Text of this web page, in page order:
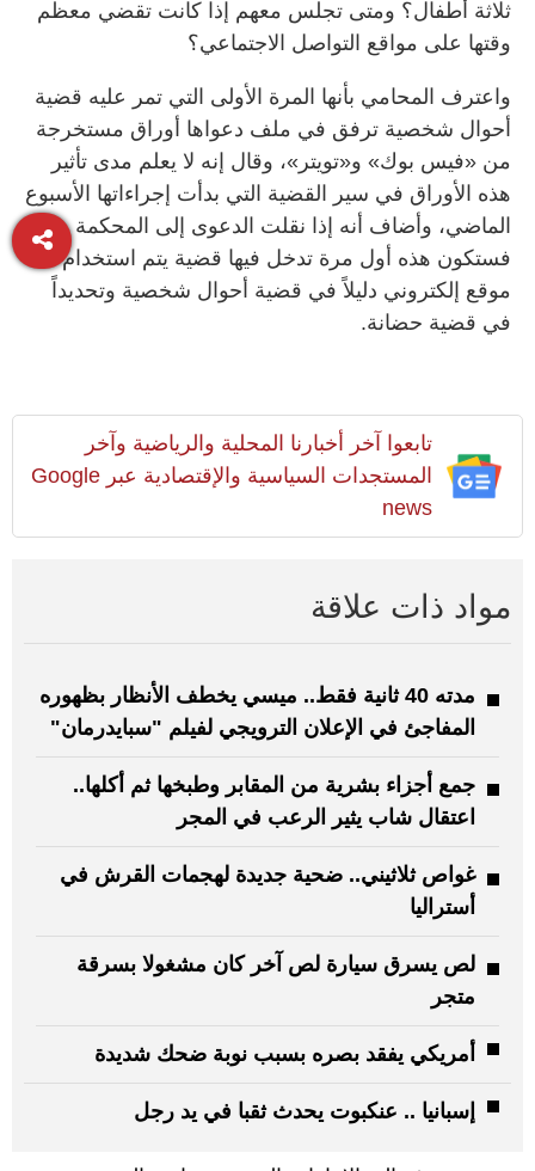
ثلاثة أطفال؟ ومتى تجلس معهم إذا كانت تقضي معظم
وقتها على مواقع التواصل الاجتماعي؟
واعترف المحامي بأنها المرة الأولى التي تمر عليه قضية
أحوال شخصية ترفق في ملف دعواها أوراق مستخرجة
من «فيس بوك» و«تويتر»، وقال إنه لا يعلم مدى تأثير
هذه الأوراق في سير القضية التي بدأت إجراءاتها الأسبوع
الماضي، وأضاف أنه إذا نقلت الدعوى إلى المحكمة
فستكون هذه أول مرة تدخل فيها قضية يتم استخدام
موقع إلكتروني دليلاً في قضية أحوال شخصية وتحديداً
في قضية حضانة.
تابعوا آخر أخبارنا المحلية والرياضية وآخر
المستجدات السياسية والإقتصادية عبر Google
news
مواد ذات علاقة
مدته 40 ثانية فقط.. ميسي يخطف الأنظار بظهوره
المفاجئ في الإعلان الترويجي لفيلم "سبايدرمان"
جمع أجزاء بشرية من المقابر وطبخها ثم أكلها..
اعتقال شاب يثير الرعب في المجر
غواص ثلاثيني.. ضحية جديدة لهجمات القرش في
أستراليا
لص يسرق سيارة لص آخر كان مشغولا بسرقة
متجر
أمريكي يفقد بصره بسبب نوبة ضحك شديدة
إسبانيا .. عنكبوت يحدث ثقبا في يد رجل